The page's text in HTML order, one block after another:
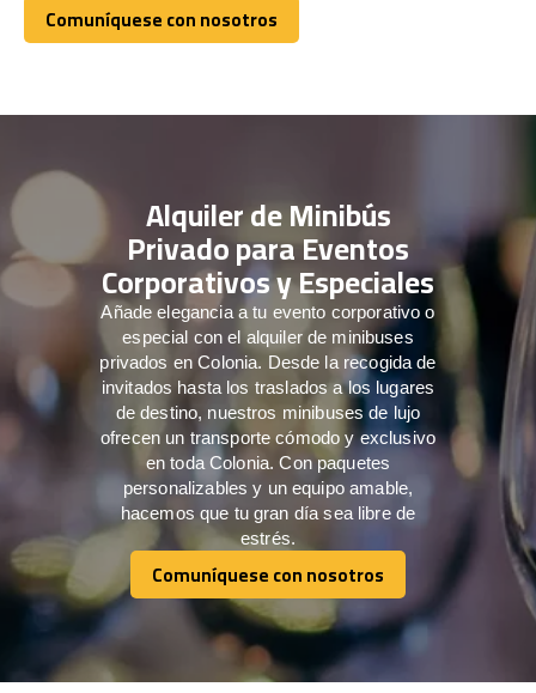
Comuníquese con nosotros
Comuníquese con nosotros
Alquiler de Minibús
Privado para Eventos
Corporativos y Especiales
Añade elegancia a tu evento corporativo o
especial con el alquiler de minibuses
privados en Colonia. Desde la recogida de
invitados hasta los traslados a los lugares
de destino, nuestros minibuses de lujo
ofrecen un transporte cómodo y exclusivo
en toda Colonia. Con paquetes
personalizables y un equipo amable,
hacemos que tu gran día sea libre de
estrés.
Comuníquese con nosotros
Comuníquese con nosotros